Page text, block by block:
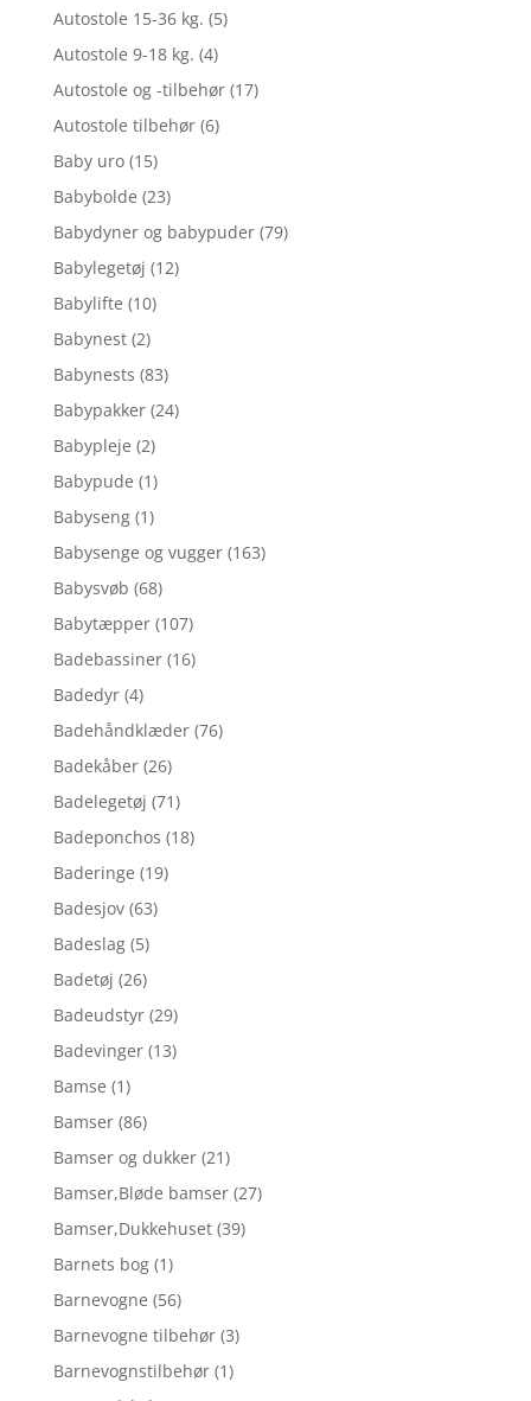
Autostole 15-36 kg. (5)
Autostole 9-18 kg. (4)
Autostole og -tilbehør (17)
Autostole tilbehør (6)
Baby uro (15)
Babybolde (23)
Babydyner og babypuder (79)
Babylegetøj (12)
Babylifte (10)
Babynest (2)
Babynests (83)
Babypakker (24)
Babypleje (2)
Babypude (1)
Babyseng (1)
Babysenge og vugger (163)
Babysvøb (68)
Babytæpper (107)
Badebassiner (16)
Badedyr (4)
Badehåndklæder (76)
Badekåber (26)
Badelegetøj (71)
Badeponchos (18)
Baderinge (19)
Badesjov (63)
Badeslag (5)
Badetøj (26)
Badeudstyr (29)
Badevinger (13)
Bamse (1)
Bamser (86)
Bamser og dukker (21)
Bamser,Bløde bamser (27)
Bamser,Dukkehuset (39)
Barnets bog (1)
Barnevogne (56)
Barnevogne tilbehør (3)
Barnevognstilbehør (1)